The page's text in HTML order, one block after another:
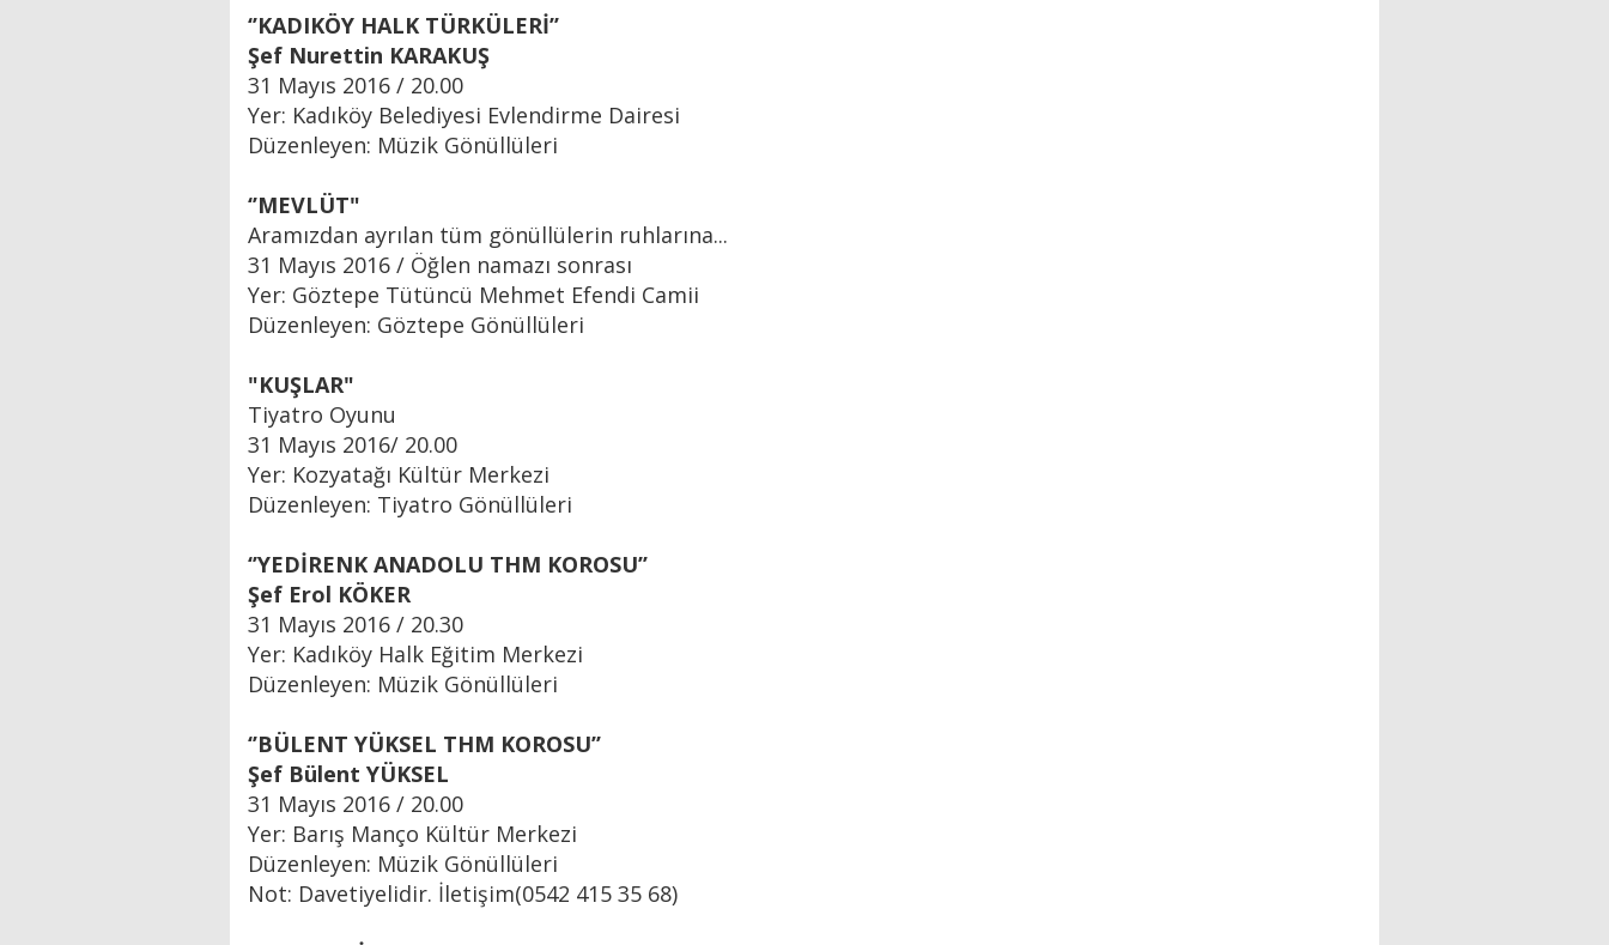
‘’KADIKÖY HALK TÜRKÜLERİ’’
Şef Nurettin KARAKUŞ
31 Mayıs 2016 / 20.00
Yer: Kadıköy Belediyesi Evlendirme Dairesi
Düzenleyen: Müzik Gönüllüleri
‘’MEVLÜT"
Aramızdan ayrılan tüm gönüllülerin ruhlarına...
31 Mayıs 2016 / Öğlen namazı sonrası
Yer: Göztepe Tütüncü Mehmet Efendi Camii
Düzenleyen: Göztepe Gönüllüleri
"KUŞLAR"
Tiyatro Oyunu
31 Mayıs 2016/ 20.00
Yer: Kozyatağı Kültür Merkezi
Düzenleyen: Tiyatro Gönüllüleri
‘’YEDİRENK ANADOLU THM KOROSU’’
Şef Erol KÖKER
31 Mayıs 2016 / 20.30
Yer: Kadıköy Halk Eğitim Merkezi
Düzenleyen: Müzik Gönüllüleri
‘’BÜLENT YÜKSEL THM KOROSU’’
Şef Bülent YÜKSEL
31 Mayıs 2016 / 20.00
Yer: Barış Manço Kültür Merkezi
Düzenleyen: Müzik Gönüllüleri
Not: Davetiyelidir. İletişim(0542 415 35 68)